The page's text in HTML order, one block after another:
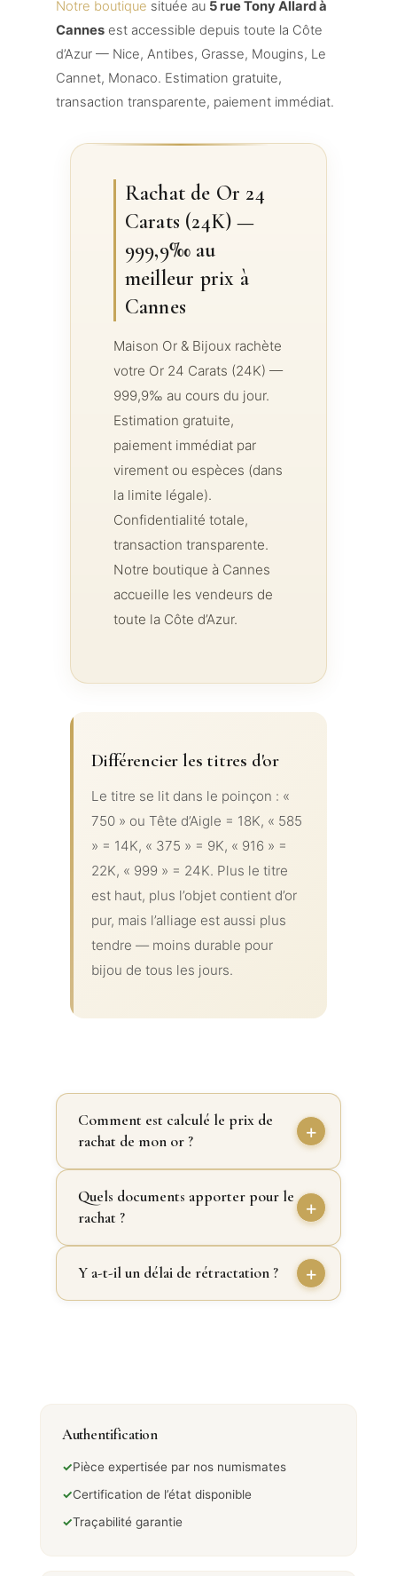
Notre boutique située au 5 rue Tony Allard à
Cannesest accessible depuis toute la Côte
d’Azur — Nice, Antibes, Grasse, Mougins, Le
Cannet, Monaco. Estimation gratuite,
transaction transparente, paiement immédiat.
Rachat de Or 24
Carats (24K) —
999,9‰ au
meilleur prix à
Cannes
Maison Or & Bijoux rachète
votre Or 24 Carats (24K) —
999,9‰ au cours du jour.
Estimation gratuite,
paiement immédiat par
virement ou espèces (dans
la limite légale).
Confidentialité totale,
transaction transparente.
Notre boutique à Cannes
accueille les vendeurs de
toute la Côte d’Azur.
Différencier les titres d'or
Le titre se lit dans le poinçon : «
750 » ou Tête d’Aigle = 18K, « 585
» = 14K, « 375 » = 9K, « 916 » =
22K, « 999 » = 24K. Plus le titre
est haut, plus l’objet contient d’or
pur, mais l’alliage est aussi plus
tendre — moins durable pour
bijou de tous les jours.
Comment est calculé le prix de
rachat de mon or ?
Quels documents apporter pour le
rachat ?
Y a-t-il un délai de rétractation ?
Authentification
✓Pièce expertisée par nos numismates
✓Certification de l’état disponible
✓Traçabilité garantie